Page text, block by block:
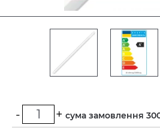
Мінімальна сума замовлення
- +